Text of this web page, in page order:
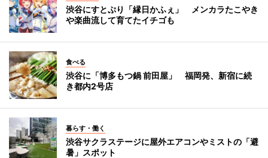
渋谷にすとぷり「縁日かふぇ」 メンカラたこやき
や楽曲流して育てたイチゴも
食べる
渋谷に「博多もつ鍋 前田屋」 福岡発、新宿に続
き都内2号店
暮らす・働く
渋谷サクラステージに屋外エアコンやミストの「避
暑」スポット